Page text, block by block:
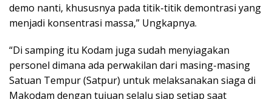
demo nanti, khususnya pada titik-titik demontrasi yang
menjadi konsentrasi massa,” Ungkapnya.
“Di samping itu Kodam juga sudah menyiagakan
personel dimana ada perwakilan dari masing-masing
Satuan Tempur (Satpur) untuk melaksanakan siaga di
Makodam dengan tujuan selalu siap setiap saat